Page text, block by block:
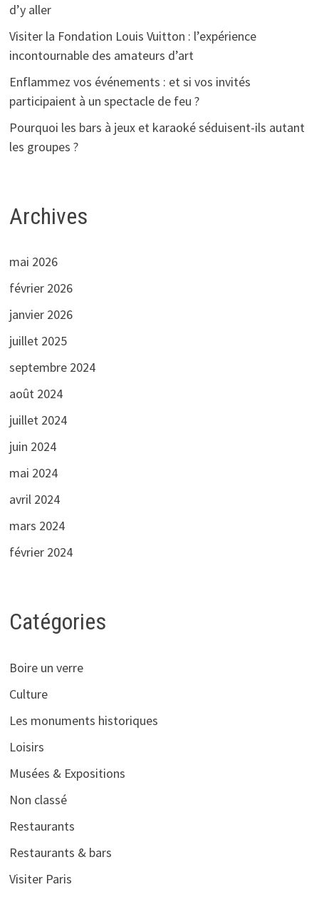
d’y aller
Visiter la Fondation Louis Vuitton : l’expérience
incontournable des amateurs d’art
Enflammez vos événements : et si vos invités
participaient à un spectacle de feu ?
Pourquoi les bars à jeux et karaoké séduisent-ils autant
les groupes ?
Archives
mai 2026
février 2026
janvier 2026
juillet 2025
septembre 2024
août 2024
juillet 2024
juin 2024
mai 2024
avril 2024
mars 2024
février 2024
Catégories
Boire un verre
Culture
Les monuments historiques
Loisirs
Musées & Expositions
Non classé
Restaurants
Restaurants & bars
Visiter Paris